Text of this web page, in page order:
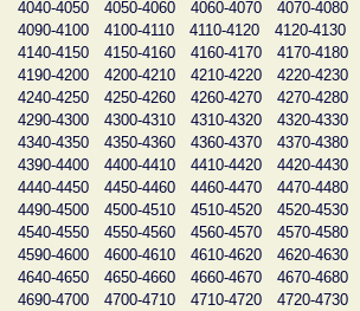
4040-4050
4050-4060 4060-4070 4070-4080
4090-4100
4100-4110 4110-4120 4120-4130
4140-4150
4150-4160 4160-4170 4170-4180
4190-4200
4200-4210 4210-4220 4220-4230
4240-4250
4250-4260 4260-4270 4270-4280
4290-4300
4300-4310 4310-4320 4320-4330
4340-4350
4350-4360 4360-4370 4370-4380
4390-4400
4400-4410 4410-4420 4420-4430
4440-4450
4450-4460 4460-4470 4470-4480
4490-4500
4500-4510 4510-4520 4520-4530
4540-4550
4550-4560 4560-4570 4570-4580
4590-4600
4600-4610 4610-4620 4620-4630
4640-4650
4650-4660 4660-4670 4670-4680
4690-4700
4700-4710 4710-4720 4720-4730